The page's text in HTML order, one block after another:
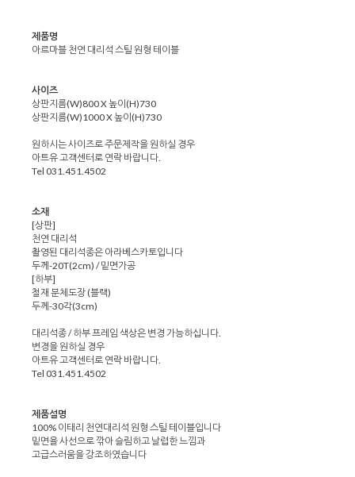
제품명
아르마블 천연 대리석 스틸 원형 테이블
사이즈
상판지름(W)800 X 높이(H)730
상판지름(W)1000 X 높이(H)730
원하시는 사이즈로 주문제작을 원하실 경우
아트유 고객센터로 연락 바랍니다.
Tel 031.451.4502
소재
[상판]
천연 대리석
촬영된 대리석종은 아라베스카토입니다
두께-20T(2cm) / 밑면가공
[하부]
철재 분체도장 (블랙)
두께-30각(3cm)
대리석종 / 하부 프레임 색상은 변경 가능하십니다.
변경을 원하실 경우
아트유 고객센터로 연락 바랍니다.
Tel 031.451.4502
제품설명
100% 이태리 천연대리석 원형 스틸 테이블입니다
밑면을 사선으로 깎아 슬림하고 날렵한 느낌과
고급스러움을 강조하였습니다